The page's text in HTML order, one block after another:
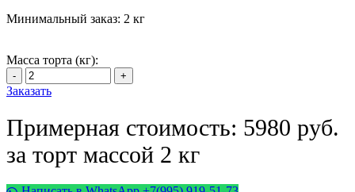
Минимальный заказ: 2 кг
Масса торта (кг):
Заказать
Примерная стоимость: 5980 руб.
за торт массой 2 кг